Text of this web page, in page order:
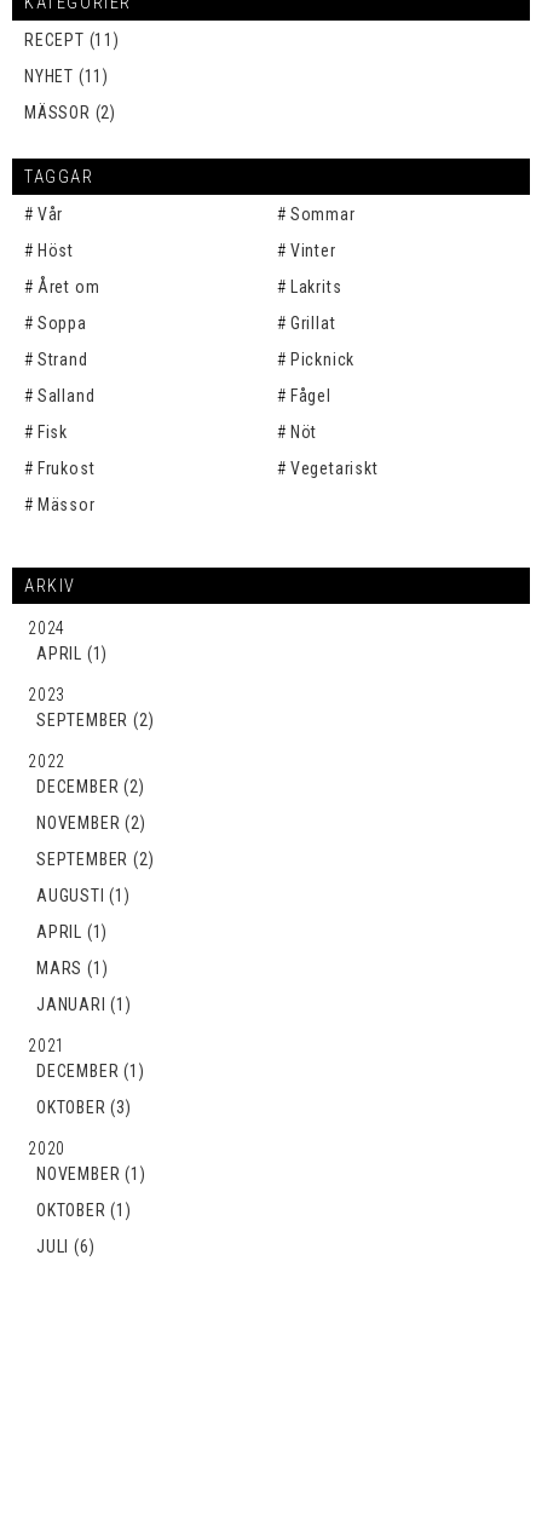
RECEPT (11)
NYHET (11)
MÄSSOR (2)
TAGGAR
Vår
Sommar
Höst
Vinter
Året om
Lakrits
Soppa
Grillat
Strand
Picknick
Salland
Fågel
Fisk
Nöt
Frukost
Vegetariskt
Mässor
ARKIV
2024
APRIL (1)
2023
SEPTEMBER (2)
2022
DECEMBER (2)
NOVEMBER (2)
SEPTEMBER (2)
AUGUSTI (1)
APRIL (1)
MARS (1)
JANUARI (1)
2021
DECEMBER (1)
OKTOBER (3)
2020
NOVEMBER (1)
OKTOBER (1)
JULI (6)